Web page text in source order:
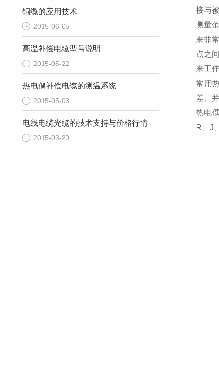
铜缆的应用技术
2015-06-05
高温补偿电缆型号说明
2015-05-22
热电偶补偿电缆的测温系统
2015-05-03
电线电缆光缆的技术支持与价格行情
2015-03-20
接与
测量
来非
点之
来工
常用
差、
热电
R、J